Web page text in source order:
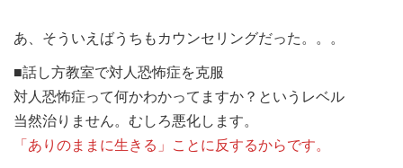
あ、そういえばうちもカウンセリングだった。。。
■話し方教室で対人恐怖症を克服
対人恐怖症って何かわかってますか？というレベル
当然治りません。むしろ悪化します。
「ありのままに生きる」ことに反するからです。